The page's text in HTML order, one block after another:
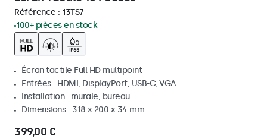
Référence : 13TS7
100+ pièces en stock
Écran tactile Full HD multipoint
Entrées : HDMI, DisplayPort, USB-C, VGA
Installation : murale, bureau
Dimensions : 318 x 200 x 34 mm
399,00 €